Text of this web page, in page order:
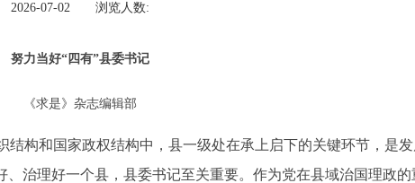
2026-07-02 浏览人数:
努力当好“四有”县委书记
《求是》杂志编辑部
构和国家政权结构中，县一级处在承上启下的关键环节，是
治理好一个县，县委书记至关重要。作为党在县域治国理政的